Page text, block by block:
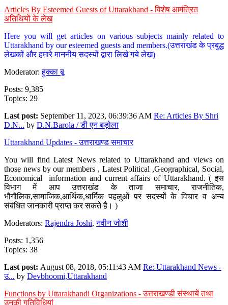
Articles By Esteemed Guests of Uttarakhand - विशेष आमंत्रित
अतिथियों के लेख
Here you will get articles on various subjects mainly related to
Uttarakhand by our esteemed guests and members.(उत्तराखंड के प्रबुद्ध
लेखकों और हमारे माननीय सदस्यों द्वारा लिखे गये लेख)
Moderator:हुक्का बू
Posts: 9,385
Topics: 29
Last post: September 11, 2023, 06:39:36 AM Re: Articles By Shri
D.N... by D.N.Barola / डी एन बड़ोला
Uttarakhand Updates - उत्तराखण्ड समाचार
You will find Latest News related to Uttarakhand and views on
those news by our members , Latest Political ,Geographical, Social,
Economical information and current affairs of Uttarakhand. ( इस
विभाग में आप उत्तराखंड के ताजा समाचार, राजनीतिक,
भौगौलिक,सामाजिक,आर्थिक,धार्मिक पहलुओं पर सदस्यों के विचार व अन्य
संबंधित जानकारी प्राप्त कर सकते है। )
Moderators: Rajendra Joshi,नवीन जोशी
Posts: 1,356
Topics: 38
Last post: August 08, 2018, 05:11:43 AM Re: Uttarakhand News -
उ... by Devbhoomi,Uttarakhand
Functions by Uttarakhandi Organizations - उत्तराखण्डी संस्थायें तथा
उनकी गतिविधियां